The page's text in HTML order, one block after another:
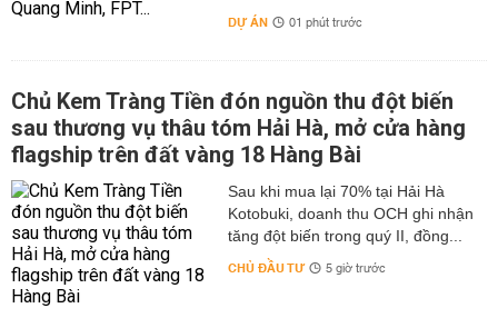
DỰ ÁN 01 phút trước
Chủ Kem Tràng Tiền đón nguồn thu đột biến
sau thương vụ thâu tóm Hải Hà, mở cửa hàng
flagship trên đất vàng 18 Hàng Bài
Sau khi mua lại 70% tại Hải Hà
Kotobuki, doanh thu OCH ghi nhận
tăng đột biến trong quý II, đồng...
CHỦ ĐẦU TƯ 5 giờ trước